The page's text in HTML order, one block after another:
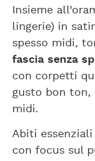
Insieme
lingerie) in
spesso midi,
fascia senza
con corpetti
gusto bon ton,
midi.
Abiti
con focus sul